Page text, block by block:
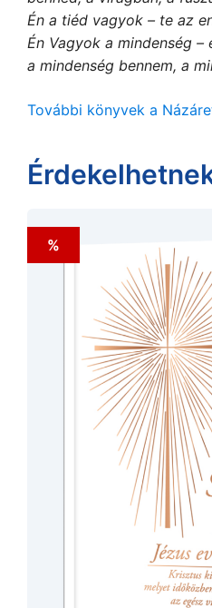
Én a tiéd vagyok – te az
Én Vagyok a mindenség –
a mindenség bennem, a
További könyvek a
%